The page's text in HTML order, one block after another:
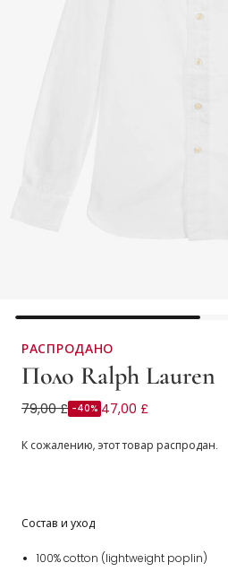
РАСПРОДАНО
Поло Ralph Lauren
Белая хлопковая рубашка для
79,00 £ -40% 47,00 £
К сожалению, этот товар распродан.
Состав и уход
100% cotton (lightweight poplin)